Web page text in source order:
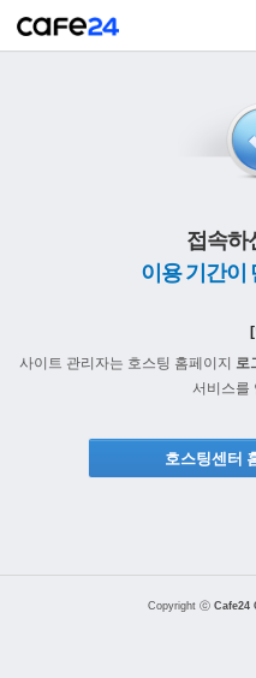
접속하
이용 기간이
사이트 관리자는 호스팅 홈페이지 로
서비스를
호스팅센터
Copyright ⓒ Cafe24